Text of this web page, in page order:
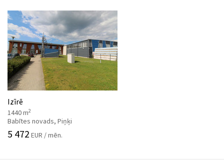
Izīrē
1440 m2
Babītes novads, Piņķi
5 472 EUR / mēn.